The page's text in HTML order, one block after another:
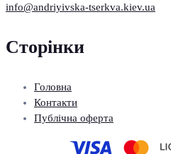
info@andriyivska-tserkva.kiev.ua
Сторінки
Головна
Контакти
Публічна оферта